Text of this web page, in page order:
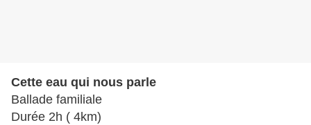
Cette eau qui nous parle
Ballade familiale
Durée 2h ( 4km)